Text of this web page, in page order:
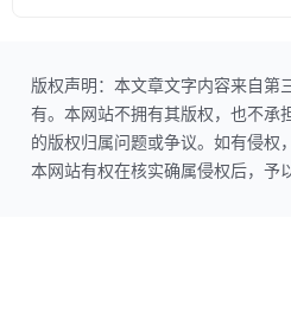
版权声明：本文章文字内容来自第
有。本网站不拥有其版权，也不承
的版权归属问题或争议。如有侵权
本网站有权在核实确属侵权后，予